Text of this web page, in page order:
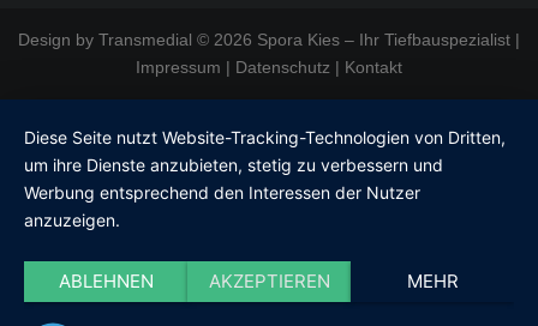
Design by Transmedial © 2026 Spora Kies – Ihr Tiefbauspezialist |
Impressum | Datenschutz | Kontakt
Diese Seite nutzt Website-Tracking-Technologien von Dritten,
um ihre Dienste anzubieten, stetig zu verbessern und
Werbung entsprechend den Interessen der Nutzer
anzuzeigen.
ABLEHNEN AKZEPTIEREN MEHR